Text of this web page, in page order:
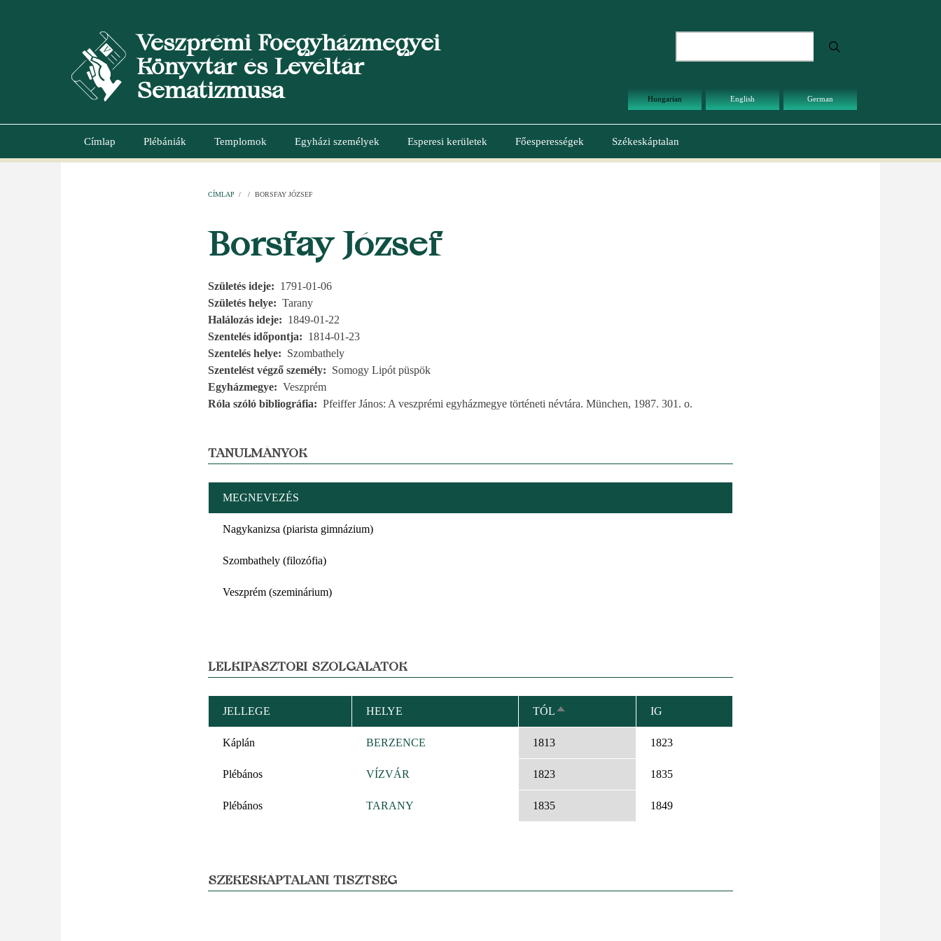
Veszprémi Főegyházmegyei
Könyvtár és Levéltár
Sematizmusa
Hungarian English German
Main
Címlap Plébániák Templomok Egyházi személyek Esperesi kerületek Főesperességek Székeskáptalan
CÍMLAP / / BORSFAY JÓZSEF
Borsfay József
Születés ideje
1791-01-06
Születés helye
Tarany
Halálozás ideje
1849-01-22
Szentelés időpontja
1814-01-23
Szentelés helye
Szombathely
Szentelést végző személy
Somogy Lipót püspök
Egyházmegye
Veszprém
Róla szóló bibliográfia
Pfeiffer János: A veszprémi egyházmegye történeti névtára. München, 1987. 301. o.
TANULMÁNYOK
MEGNEVEZÉS
Nagykanizsa (piarista gimnázium)
Szombathely (filozófia)
Veszprém (szeminárium)
LELKIPÁSZTORI SZOLGÁLATOK
JELLEGE HELYE TÓLCSÖKKENŐ
RENDEZÉS
IG
Káplán BERZENCE 1813 1823
Plébános VÍZVÁR 1823 1835
Plébános TARANY 1835 1849
SZÉKESKÁPTALANI TISZTSÉG